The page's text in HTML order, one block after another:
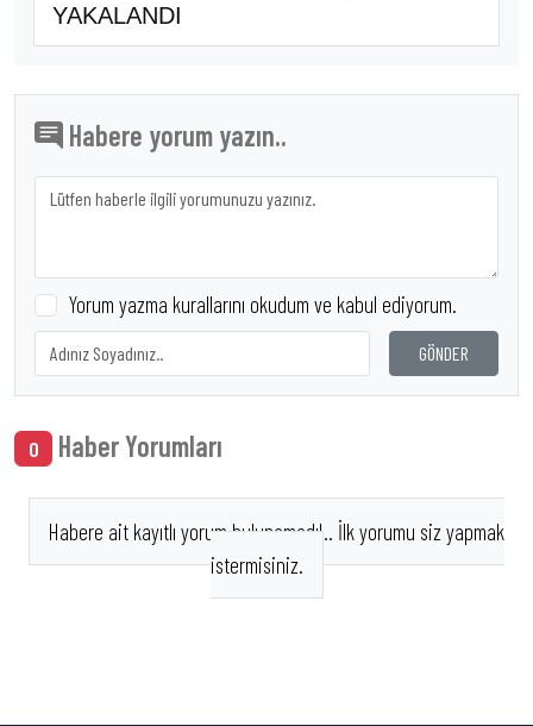
YAKALANDI
Habere yorum yazın..
Yorum yazma kurallarını okudum ve kabul ediyorum.
GÖNDER
0 Haber Yorumları
Habere ait kayıtlı yorum bulunamadı!.. İlk yorumu siz yapmak
istermisiniz.